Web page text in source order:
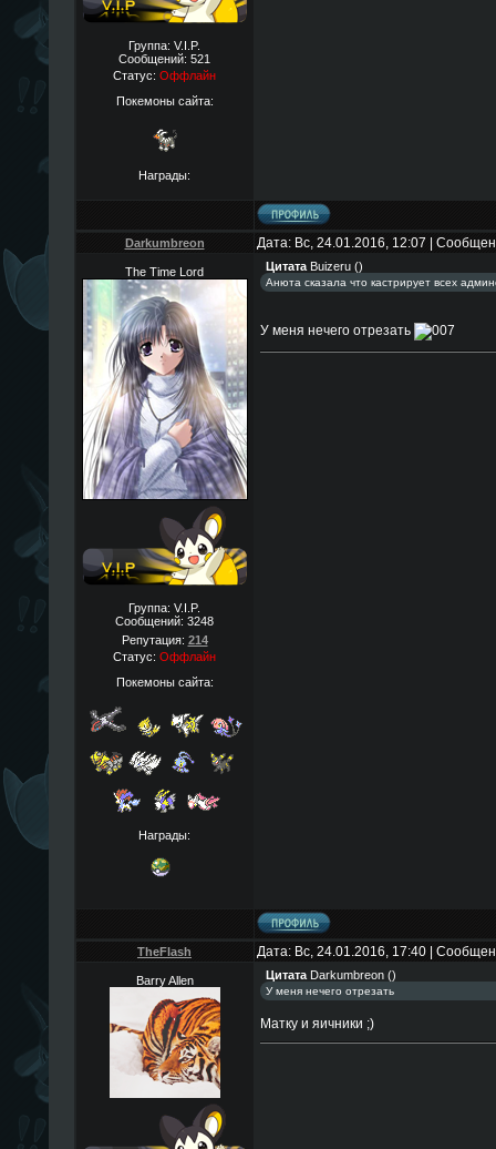
Группа: V.I.P.
Сообщений: 521
Статус: Оффлайн
Покемоны сайта:
Награды:
Darkumbreon Дата: Вс, 24.01.2016, 12:07 |
The Time Lord
Группа: V.I.P.
Сообщений: 3248
Репутация: 214
Статус: Оффлайн
Покемоны сайта:
Награды:
Цитата Buizeru()
Анюта сказала что кастрирует всех
У меня нечего отрезать
TheFlаsh Дата: Вс, 24.01.2016, 17:40 |
Barry Allen Цитата Darkumbreon()
У меня нечего отрезать
Матку и яичники ;)